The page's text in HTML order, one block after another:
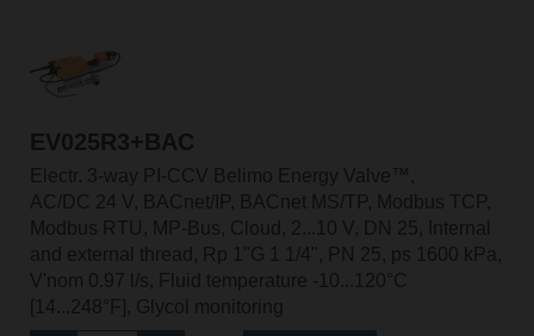
EV025R3+BAC
Electr. 3-way PI-CCV Belimo Energy Valve™,
AC/DC 24 V, BACnet/IP, BACnet MS/TP, Modbus TCP,
Modbus RTU, MP-Bus, Cloud, 2...10 V, DN 25, Internal
and external thread, Rp 1"G 1 1/4", PN 25, ps 1600 kPa,
V'nom 0.97 l/s, Fluid temperature -10...120°C
[14...248°F], Glycol monitoring